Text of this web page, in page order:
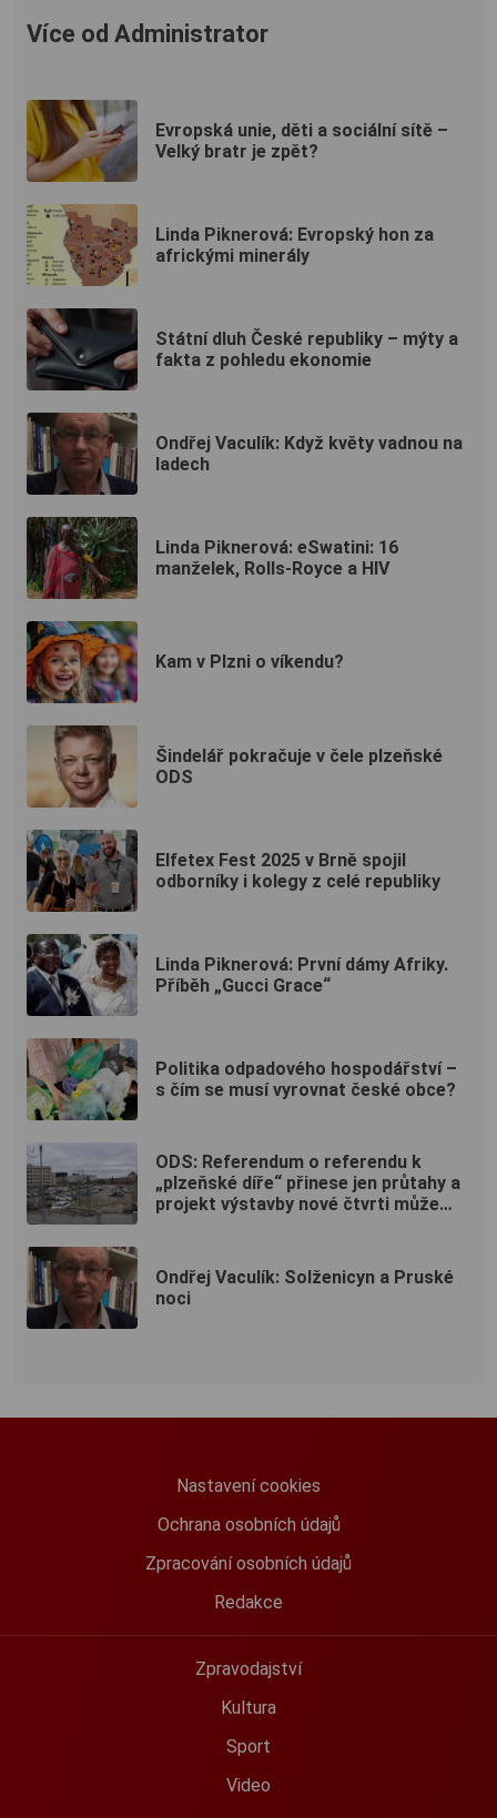
Více od Administrator
Evropská unie, děti a sociální sítě –
Velký bratr je zpět?
Linda Piknerová: Evropský hon za
africkými minerály
Státní dluh České republiky – mýty a
fakta z pohledu ekonomie
Ondřej Vaculík: Když květy vadnou na
ladech
Linda Piknerová: eSwatini: 16
manželek, Rolls-Royce a HIV
Kam v Plzni o víkendu?
Šindelář pokračuje v čele plzeňské
ODS
Elfetex Fest 2025 v Brně spojil
odborníky i kolegy z celé republiky
Linda Piknerová: První dámy Afriky.
Příběh „Gucci Grace“
Politika odpadového hospodářství –
s čím se musí vyrovnat české obce?
ODS: Referendum o referendu k
„plzeňské díře“ přinese jen průtahy a
projekt výstavby nové čtvrti může
Ondřej Vaculík: Solženicyn a Pruské
noci
Nastavení cookies
Ochrana osobních údajů
Zpracování osobních údajů
Redakce
Zpravodajství
Kultura
Sport
Video